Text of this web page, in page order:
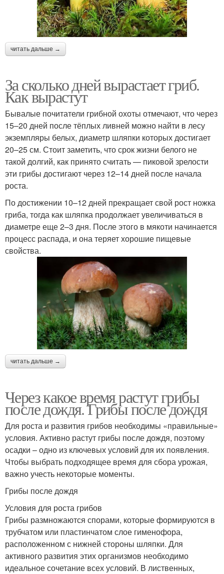
читать дальше →
За сколько дней вырастает гриб.
Как вырастут
Бывалые почитатели грибной охоты отмечают, что через
15–20 дней после тёплых ливней можно найти в лесу
экземпляры белых, диаметр шляпки которых достигает
20–25 см. Стоит заметить, что срок жизни белого не
такой долгий, как принято считать — пиковой зрелости
эти грибы достигают через 12–14 дней после начала
роста.
По достижении 10–12 дней прекращает свой рост ножка
гриба, тогда как шляпка продолжает увеличиваться в
диаметре еще 2–3 дня. После этого в мякоти начинается
процесс распада, и она теряет хорошие пищевые
свойства.
читать дальше →
Через какое время растут грибы
после дождя. Грибы после дождя
Для роста и развития грибов необходимы «правильные»
условия. Активно растут грибы после дождя, поэтому
осадки – одно из ключевых условий для их появления.
Чтобы выбрать подходящее время для сбора урожая,
важно учесть некоторые моменты.
Грибы после дождя
Условия для роста грибов
Грибы размножаются спорами, которые формируются в
трубчатом или пластинчатом слое гименофора,
расположенном с нижней стороны шляпки. Для
активного развития этих организмов необходимо
идеальное сочетание всех условий. В лиственных,